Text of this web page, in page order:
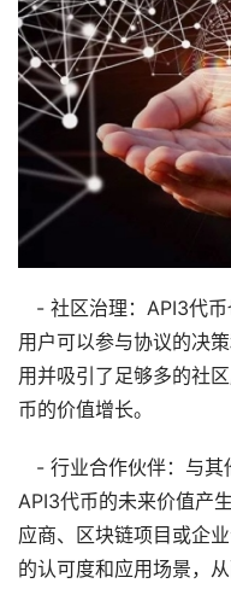
- 社区治理：API3代币
用户可以参与协议的决
用并吸引了足够多的社
币的价值增长。
- 行业合作伙伴：与其
API3代币的未来价值产
应商、区块链项目或企
的认可度和应用场景，